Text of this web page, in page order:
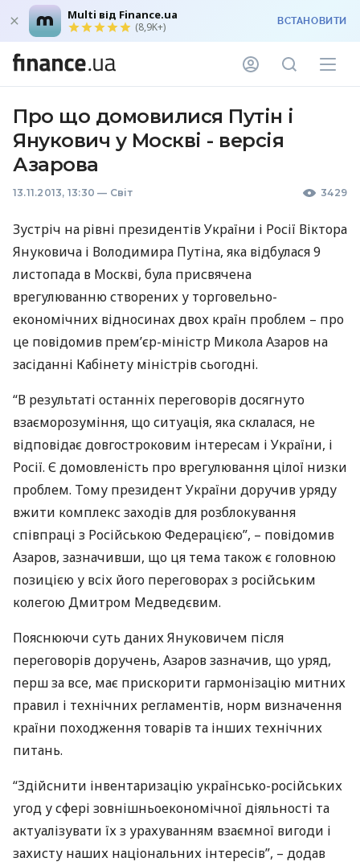
Multi від Finance.ua
(8,9K+) ВСТАНОВИТИ
Про що домовилися Путін і
Янукович у Москві - версія
Азарова
13.11.2013, 13:30 — Світ 3429
Зустріч на рівні президентів України і Росії Віктора
Януковича і Володимира Путіна, яка відбулася 9
листопада в Москві, була присвячена
врегулюванню створених у торговельно-
економічних відносинах двох країн проблем – про
це повідомив прем’єр-міністр Микола Азаров на
засіданні Кабінету міністрів сьогодні.
“В результаті останніх переговорів досягнуто
взаєморозуміння, що ситуація, яка склалася, не
відповідає довгостроковим інтересам і України, і
Росії. Є домовленість про врегулювання цілої низки
проблем. Тому президент України доручив уряду
вжити комплекс заходів для розблокування
співпраці з Російською Федерацією”, – повідомив
Азаров, зазначивши, що ця тема також є головною
позицією у всіх його переговорах з російським
колегою Дмитром Медведєвим.
Пояснюючи суть даних Януковичем після
переговорів доручень, Азаров зазначив, що уряд,
перш за все, має прискорити гармонізацію митних
правил і технічних регламентів, норм визначення
країни походження товарів та інших технічних
питань.
“Здійснити інвентаризацію українсько-російських
угод у сфері зовнішньоекономічної діяльності та
актуалізувати їх з урахуванням взаємної вигоди і
захисту наших національних інтересів”, – додав